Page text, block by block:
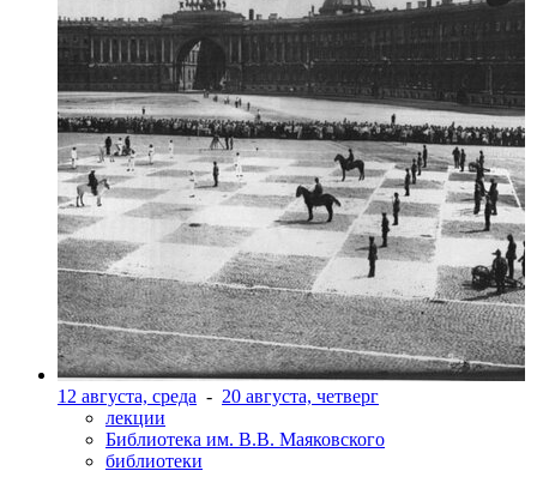
12 августа, среда - 20 августа, четверг
лекции
Библиотека им. В.В. Маяковского
библиотеки